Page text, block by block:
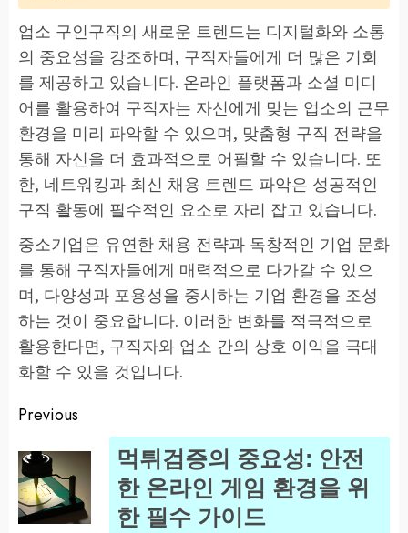
업소 구인구직의 새로운 트렌드는 디지털화와 소통
의 중요성을 강조하며, 구직자들에게 더 많은 기회
를 제공하고 있습니다. 온라인 플랫폼과 소셜 미디
어를 활용하여 구직자는 자신에게 맞는 업소의 근무
환경을 미리 파악할 수 있으며, 맞춤형 구직 전략을
통해 자신을 더 효과적으로 어필할 수 있습니다. 또
한, 네트워킹과 최신 채용 트렌드 파악은 성공적인
구직 활동에 필수적인 요소로 자리 잡고 있습니다.
중소기업은 유연한 채용 전략과 독창적인 기업 문화
를 통해 구직자들에게 매력적으로 다가갈 수 있으
며, 다양성과 포용성을 중시하는 기업 환경을 조성
하는 것이 중요합니다. 이러한 변화를 적극적으로
활용한다면, 구직자와 업소 간의 상호 이익을 극대
화할 수 있을 것입니다.
Post
navigation
Previous
먹튀검증의 중요성: 안전
한 온라인 게임 환경을 위
한 필수 가이드